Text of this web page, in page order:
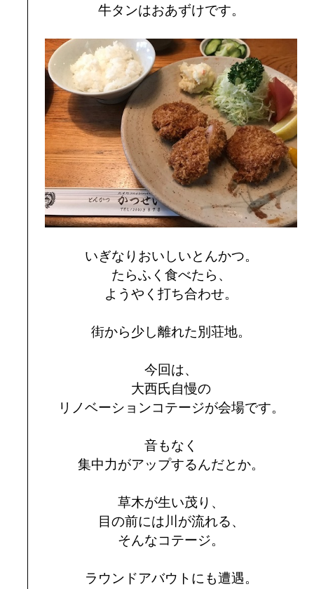
牛タンはおあずけです。
いぎなりおいしいとんかつ。
たらふく食べたら、
ようやく打ち合わせ。
街から少し離れた別荘地。
今回は、
大西氏自慢の
リノベーションコテージが会場です。
音もなく
集中力がアップするんだとか。
草木が生い茂り、
目の前には川が流れる、
そんなコテージ。
ラウンドアバウトにも遭遇。